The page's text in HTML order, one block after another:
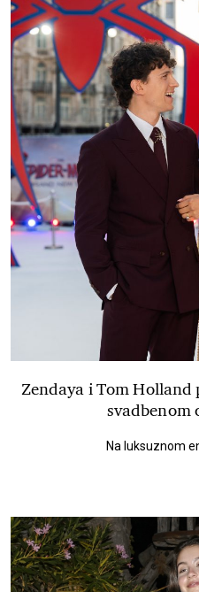
Zendaya i Tom
svadbenom
Na luksuznom